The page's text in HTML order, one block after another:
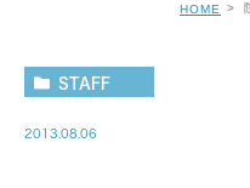
HOME
STAFF
2013.08.06